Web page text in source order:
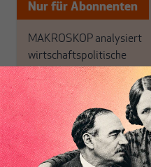
Nur für Abonnenten
MAKROSKOP analysiert
wirtschaftspolitische
Themen aus einer
postkeynesianischen
Perspektive und ist damit
in Deutschland einzigartig.
MAKROSKOP steht für
das große Ganze. Wir